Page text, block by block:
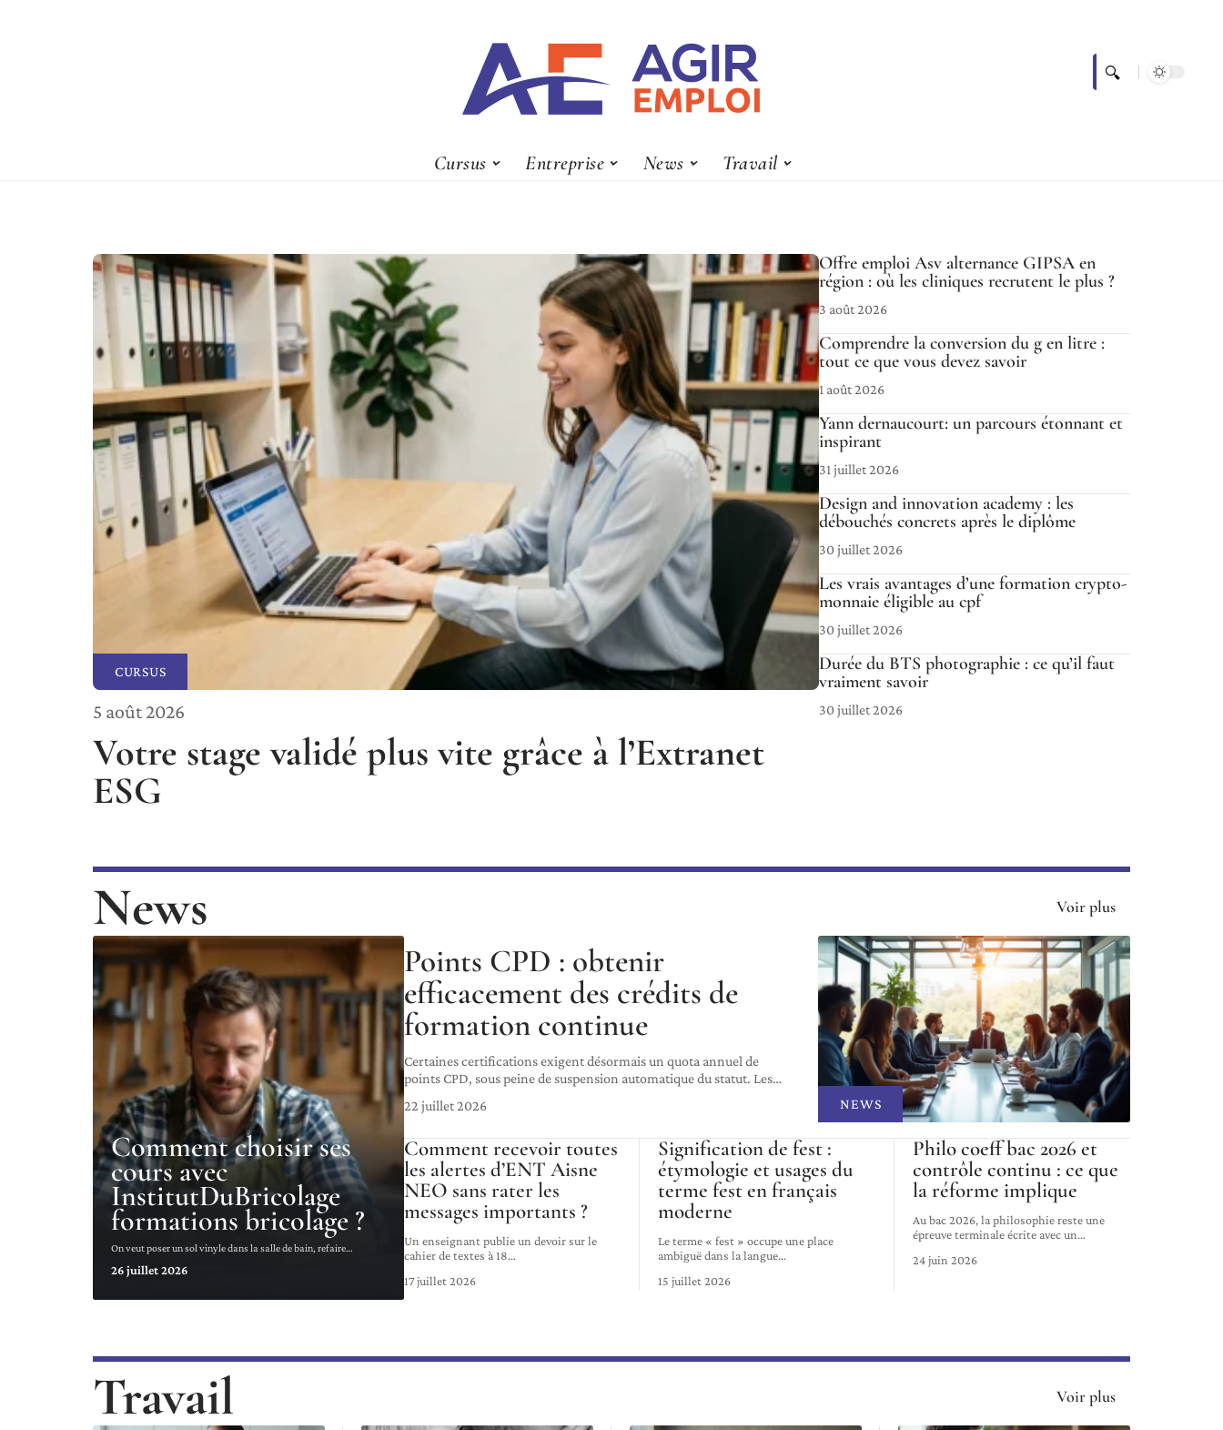
Cursus Entreprise News Travail
CURSUS
5 août 2026
Votre stage validé plus vite grâce à l’Extranet
ESG
Offre emploi Asv alternance GIPSA en
région : où les cliniques recrutent le plus ?
3 août 2026
Comprendre la conversion du g en litre :
tout ce que vous devez savoir
1 août 2026
Yann dernaucourt: un parcours étonnant et
inspirant
31 juillet 2026
Design and innovation academy : les
débouchés concrets après le diplôme
30 juillet 2026
Les vrais avantages d’une formation crypto-
monnaie éligible au cpf
30 juillet 2026
Durée du BTS photographie : ce qu’il faut
vraiment savoir
30 juillet 2026
News Voir plus
Comment choisir ses
cours avec
InstitutDuBricolage
formations bricolage ?
On veut poser un sol vinyle dans la salle de bain, refaire…
26 juillet 2026
NEWS
Points CPD : obtenir
efficacement des crédits de
formation continue
Certaines certifications exigent désormais un quota annuel de
points CPD, sous peine de suspension automatique du statut. Les…
22 juillet 2026
Comment recevoir toutes
les alertes d’ENT Aisne
NEO sans rater les
messages importants ?
Un enseignant publie un devoir sur le
cahier de textes à 18…
17 juillet 2026
Signification de fest :
étymologie et usages du
terme fest en français
moderne
Le terme « fest » occupe une place
ambiguë dans la langue…
15 juillet 2026
Philo coeff bac 2026 et
contrôle continu : ce que
la réforme implique
Au bac 2026, la philosophie reste une
épreuve terminale écrite avec un…
24 juin 2026
Travail Voir plus